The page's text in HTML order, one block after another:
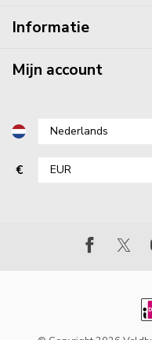
Informatie
Mijn account
€